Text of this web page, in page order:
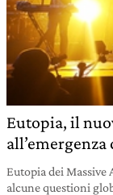
Eutopia, il
Eutopia dei Massive
alcune questioni